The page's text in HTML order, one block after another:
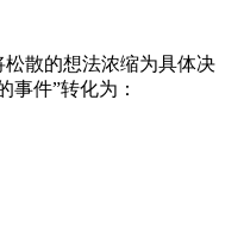
散的想法浓缩为具体决
事件”转化为：